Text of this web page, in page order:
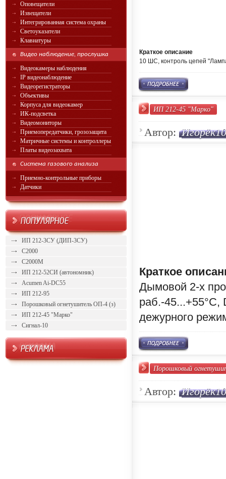
Оповещатели
Извещатели
Интегрированная система охраны
Светоуказатели
Клавиатуры
Видео наблюдение, прослушка
Видеокамеры наблюдения
IP видеонаблюдение
Видеорегистраторы
Объективы
Корпуса для видеокамер
ИК-подсветка
Видеомониторы
Приемопередатчики, грозозащита
Матричные системы и контроллеры
Платы видеозахвата
Система газового анализа
Приемно-контрольные приборы
Датчики
ИП 212-3СУ (ДИП-3СУ)
С2000
С2000М
ИП 212-52СИ (автономник)
Acumen Ai-DC55
ИП 212-95
Порошковый огнетушитель ОП-4 (з)
ИП 212-45 "Марко"
Сигнал-10
Краткое описание
10 ШС, контроль цепей
ИП 212-45 "Марко"
Автор:
Краткое
Дымовой 2-х
раб.-45...+55°С,
дежурного
Порошковый
Автор: